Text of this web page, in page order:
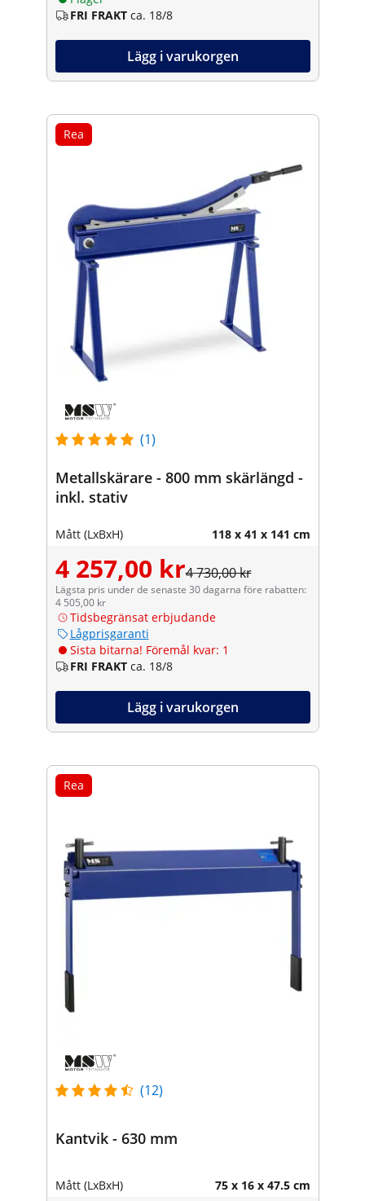
FRI FRAKT ca. 18/8
Lägg i varukorgen
Rea
(1)
Metallskärare - 800 mm skärlängd -
inkl. stativ
Mått (LxBxH) 118 x 41 x 141 cm
4 257,00 kr4 730,00 kr
Lägsta pris under de senaste 30 dagarna före rabatten:
4 505,00 kr
Tidsbegränsat erbjudande
Lågprisgaranti
Sista bitarna! Föremål kvar: 1
FRI FRAKT ca. 18/8
Lägg i varukorgen
Rea
(12)
Kantvik - 630 mm
Mått (LxBxH) 75 x 16 x 47.5 cm